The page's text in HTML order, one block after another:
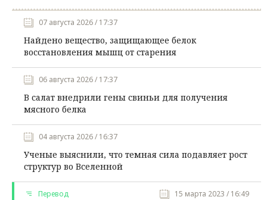
07 августа 2026 / 17:37
Найдено вещество, защищающее белок
восстановления мышц от старения
06 августа 2026 / 17:37
В салат внедрили гены свиньи для получения
мясного белка
04 августа 2026 / 16:37
Ученые выяснили, что темная сила подавляет рост
структур во Вселенной
Перевод 15 марта 2023 / 16:49